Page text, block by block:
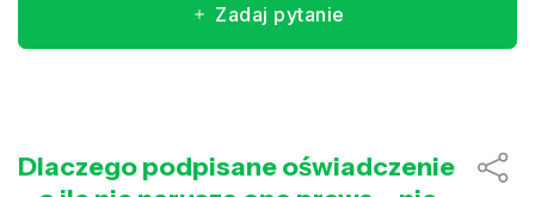
Zadaj pytanie
Dlaczego podpisane oświadczenie